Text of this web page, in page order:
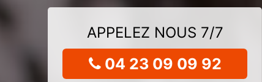
APPELEZ NOUS 7/7
04 23 09 09 92